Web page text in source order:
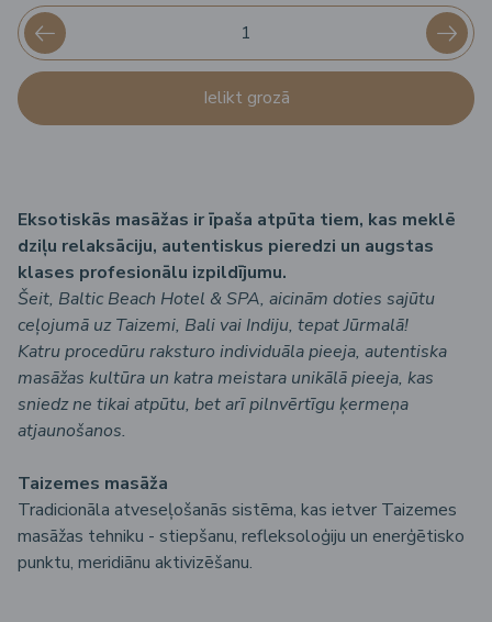
Ielikt grozā
Eksotiskās masāžas ir īpaša atpūta tiem, kas meklē
dziļu relaksāciju, autentiskus pieredzi un augstas
klases profesionālu izpildījumu.
Šeit, Baltic Beach Hotel & SPA, aicinām doties sajūtu
ceļojumā uz Taizemi, Bali vai Indiju, tepat Jūrmalā!
Katru procedūru raksturo individuāla pieeja, autentiska
masāžas kultūra un katra meistara unikālā pieeja, kas
sniedz ne tikai atpūtu, bet arī pilnvērtīgu ķermeņa
atjaunošanos.
Taizemes masāža
Tradicionāla atveseļošanās sistēma, kas ietver Taizemes
masāžas tehniku - stiepšanu, refleksoloģiju un enerģētisko
punktu, meridiānu aktivizēšanu.